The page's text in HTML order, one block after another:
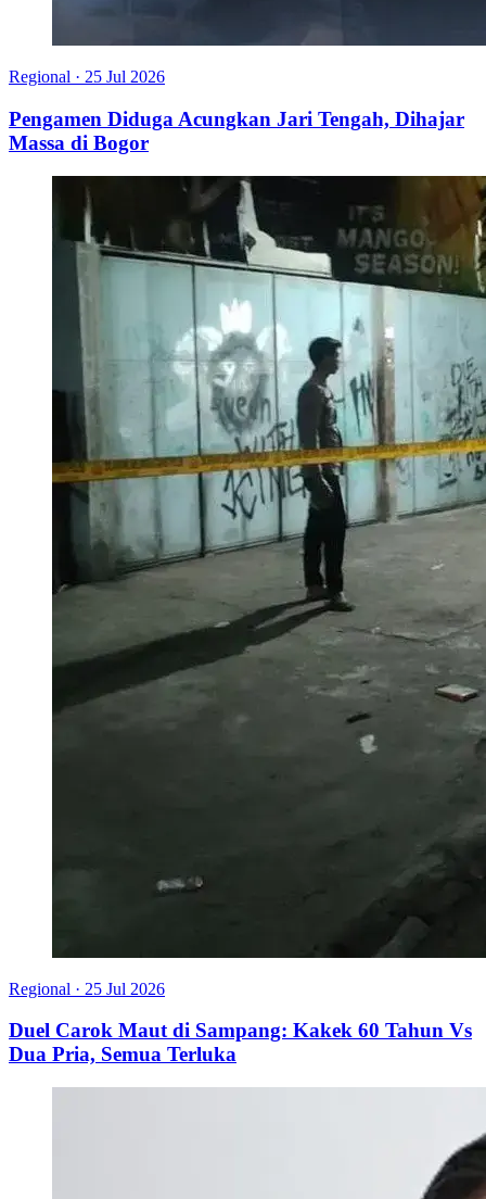
Regional · 25 Jul 2026
Pengamen Diduga Acungkan Jari Tengah, Dihajar
Massa di Bogor
Regional · 25 Jul 2026
Duel Carok Maut di Sampang: Kakek 60 Tahun Vs
Dua Pria, Semua Terluka